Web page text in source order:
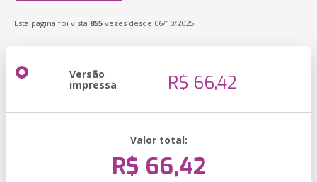
Esta página foi vista 855 vezes desde 06/10/2025
Versão
impressa R$ 66,42
Valor total:
R$ 66,42